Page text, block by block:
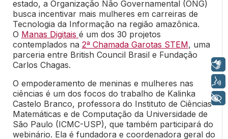
estado, a Organização Não Governamental (ONG)
busca incentivar mais mulheres em carreiras de
Tecnologia da Informação na região amazônica.
O Manas Digitais é um dos 30 projetos
contemplados na 2ª Chamada Garotas STEM, uma
parceria entre British Council Brasil e Fundação
Carlos Chagas.
O empoderamento de meninas e mulheres nas
ciências é um dos focos do trabalho de Kalinka
Castelo Branco, professora do Instituto de Ciências
Matemáticas e de Computação da Universidade de
São Paulo (ICMC-USP), que também participará do
webinário. Ela é fundadora e coordenadora geral do
Voz
+ Acessibilidade